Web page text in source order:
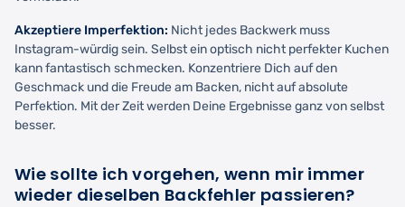
Akzeptiere Imperfektion: Nicht jedes Backwerk muss
Instagram-würdig sein. Selbst ein optisch nicht perfekter Kuchen
kann fantastisch schmecken. Konzentriere Dich auf den
Geschmack und die Freude am Backen, nicht auf absolute
Perfektion. Mit der Zeit werden Deine Ergebnisse ganz von selbst
besser.
Wie sollte ich vorgehen, wenn mir immer
wieder dieselben Backfehler passieren?